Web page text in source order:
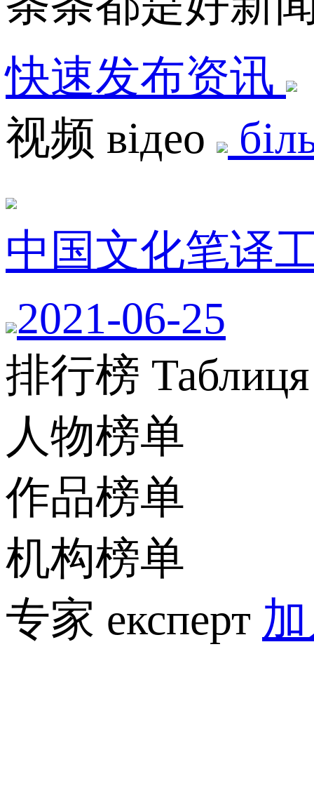
快速发布资讯
视频 відео
中国文化笔译
2021-06-25
排行榜 Таблиця
人物榜单
作品榜单
机构榜单
专家 експерт